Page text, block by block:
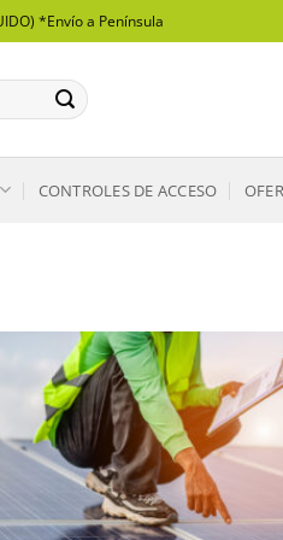
*Envío a Península
CONTROLES DE ACCESO